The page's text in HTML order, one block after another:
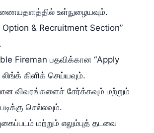
உள்நுழையவும்.
Option & Recruitment Section”
Fireman பதவிக்கான “Apply
லிங்க் கிளிக் செய்யவும்.
விவரங்களைச் சேர்க்கவும் மற்றும்
செல்லவும்.
மற்றும் எலும்புத் தடவை